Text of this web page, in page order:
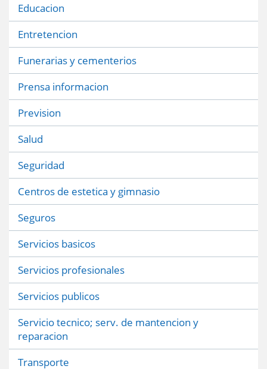
Educacion
Entretencion
Funerarias y cementerios
Prensa informacion
Prevision
Salud
Seguridad
Centros de estetica y gimnasio
Seguros
Servicios basicos
Servicios profesionales
Servicios publicos
Servicio tecnico; serv. de mantencion y
reparacion
Transporte